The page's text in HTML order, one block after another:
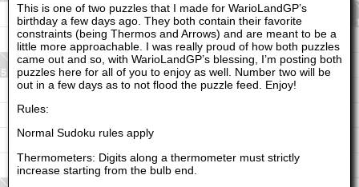
This is one of two puzzles that I made for WarioLandGP’s
birthday a few days ago. They both contain their favorite
constraints (being Thermos and Arrows) and are meant to be a
little more approachable. I was really proud of how both puzzles
came out and so, with WarioLandGP’s blessing, I’m posting both
puzzles here for all of you to enjoy as well. Number two will be
out in a few days as to not flood the puzzle feed. Enjoy!
Rules:
Normal Sudoku rules apply
Thermometers: Digits along a thermometer must strictly
increase starting from the bulb end.